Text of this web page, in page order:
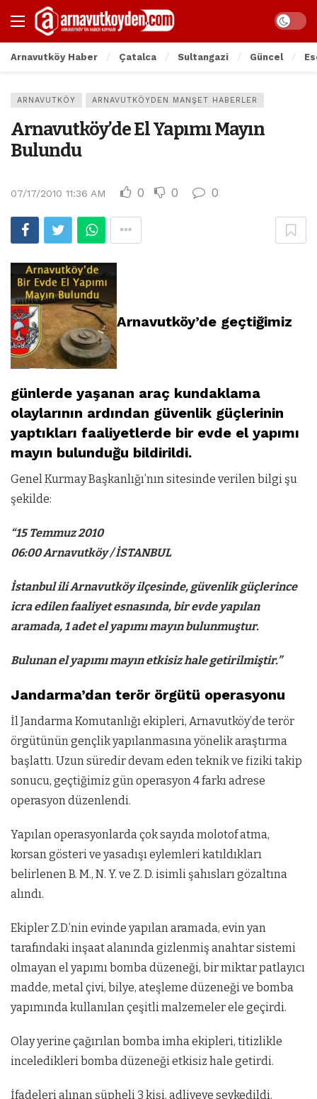
Arnavutköy Haber Çatalca Sultangazi Güncel
ARNAVUTKÖY ARNAVUTKÖYDEN MANŞET HABERLER
Arnavutköy’de El Yapımı Mayın
Bulundu
07/17/2010 11:36 AM 0 0 0
Arnavutköy’de geçtiğimiz
günlerde yaşanan araç kundaklama
olaylarının ardından güvenlik güçlerinin
yaptıkları faaliyetlerde bir evde el yapımı
mayın bulunduğu bildirildi.
Genel Kurmay Başkanlığı’nın sitesinde verilen bilgi şu
şekilde:
“15 Temmuz 2010
06:00 Arnavutköy / İSTANBUL
İstanbul ili Arnavutköy ilçesinde, güvenlik güçlerince
icra edilen faaliyet esnasında, bir evde yapılan
aramada, 1 adet el yapımı mayın bulunmuştur.
Bulunan el yapımı mayın etkisiz hale getirilmiştir.”
Jandarma’dan terör örgütü operasyonu
İl Jandarma Komutanlığı ekipleri, Arnavutköy’de terör
örgütünün gençlik yapılanmasına yönelik araştırma
başlattı. Uzun süredir devam eden teknik ve fiziki takip
sonucu, geçtiğimiz gün operasyon 4 farkı adrese
operasyon düzenlendi.
Yapılan operasyonlarda çok sayıda molotof atma,
korsan gösteri ve yasadışı eylemleri katıldıkları
belirlenen B. M., N. Y. ve Z. D. isimli şahısları gözaltına
alındı.
Ekipler Z.D.’nin evinde yapılan aramada, evin yan
tarafındaki inşaat alanında gizlenmiş anahtar sistemi
olmayan el yapımı bomba düzeneği, bir miktar patlayıcı
madde, metal çivi, bilye, ateşleme düzeneği ve bomba
yapımında kullanılan çeşitli malzemeler ele geçirdi.
Olay yerine çağırılan bomba imha ekipleri, titizlikle
inceledikleri bomba düzeneği etkisiz hale getirdi.
İfadeleri alınan şüpheli 3 kişi, adliyeye sevkedildi.